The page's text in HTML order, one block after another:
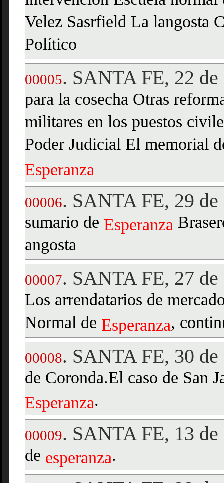
Velez Sasrfield La langosta
Político
00005. SANTA FE, 22 de
para la cosecha Otras
militares en los puestos
Poder Judicial El memorial
Esperanza
00006. SANTA FE, 29 de
sumario de Esperanza
angosta
00007. SANTA FE, 27
Los arrendatarios de
Normal de Esperanza,
00008. SANTA FE, 30 de
de Coronda.El caso de San
Esperanza.
00009. SANTA FE, 13
de esperanza.